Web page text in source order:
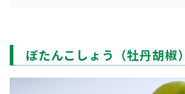
ぼたんこしょう（牡丹胡椒